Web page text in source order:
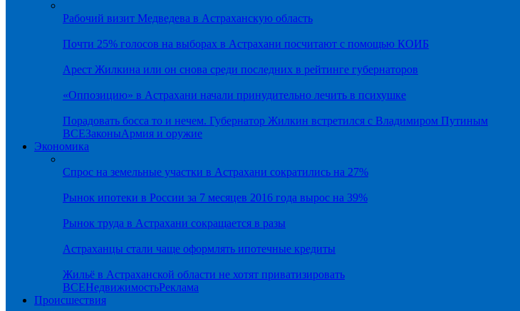
Рабочий визит Медведева в Астраханскую область
Почти 25% голосов на выборах в Астрахани посчитают с помощью КОИБ
Арест Жилкина или он снова среди последних в рейтинге губернаторов
«Оппозицию» в Астрахани начали принудительно лечить в психушке
Порадовать босса то и нечем. Губернатор Жилкин встретился с Владимиром Путиным
ВСЕЗаконыАрмия и оружие
Экономика
Спрос на земельные участки в Астрахани сократились на 27%
Рынок ипотеки в России за 7 месяцев 2016 года вырос на 39%
Рынок труда в Астрахани сокращается в разы
Астраханцы стали чаще оформлять ипотечные кредиты
Жильё в Астраханской области не хотят приватизировать
ВСЕНедвижимостьРеклама
Происшествия